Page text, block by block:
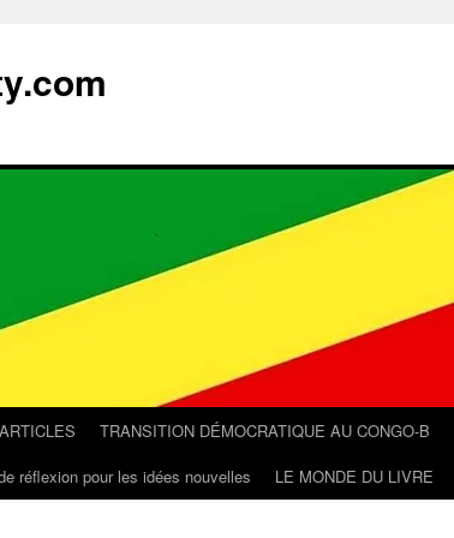
TRANSITION DÉMOCRATIQUE AU CONGO-B
réflexion pour les idées nouvelles LE MONDE DU LIVRE